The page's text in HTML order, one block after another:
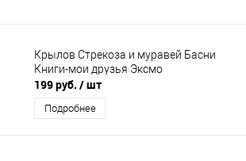
Крылов Стрекоза и муравей Басни
Книги-мои друзья Эксмо
199 руб. / шт
Подробнее